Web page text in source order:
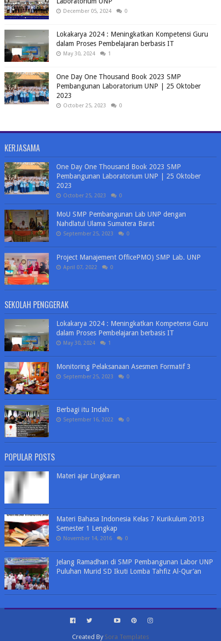
December 05, 2024 0
Lokakarya 2024 : Meningkatkan Kompetensi Guru
dalam Proses Pembelajaran berbasis IT
May 30, 2024 1
One Day One Thousand Book 2023 SMP
Pembangunan Laboratorium UNP | 25 Oktober
2023
October 25, 2023 0
KERJASAMA
One Day One Thousand Book 2023 SMP
Pembangunan Laboratorium UNP | 25 Oktober
2023
October 25, 2023 0
MoU SMP Pembangunan Lab UNP dengan
Nahdlatul Ulama Sumatera Barat
September 25, 2023 0
Project Manajement OfficePMO) SMP Lab. UNP
April 07, 2022 0
SEKOLAH PENGGERAK
Lokakarya 2024 : Meningkatkan Kompetensi Guru
dalam Proses Pembelajaran berbasis IT
May 30, 2024 1
Monitoring Pelaksanaan Asesmen Formatif 3
September 25, 2023 0
Berbagi itu Indah
September 16, 2022 0
POPULAR POSTS
Materi ajar Lingkaran
Materi Bahasa Indonesia Kelas 7 Kurikulum 2013
Semester 1 Lengkap
November 14, 2016 0
Jelang Ramadhan di SMP Pembangunan Labor UNP
Puluhan Murid SD Ikuti Lomba Tahfiz Al-Qur’an
Created By Sora Templates